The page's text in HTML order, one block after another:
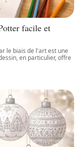
facile et
le biais de l'art est une
en particulier, offre